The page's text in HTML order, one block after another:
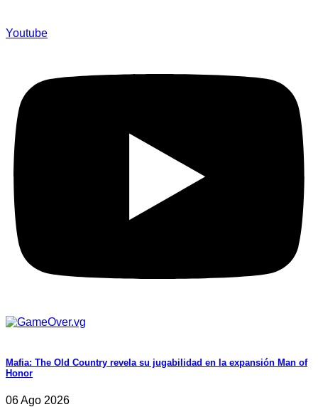
Youtube
Mafia: The Old Country revela su jugabilidad en la expansión Man of
Honor
06 Ago 2026